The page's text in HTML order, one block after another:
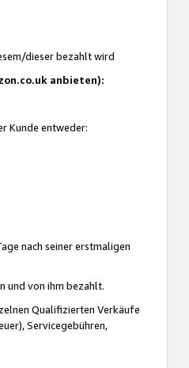
dieser bezahlt wird
anbieten):
Kunde entweder:
nach seiner erstmaligen
und von ihm bezahlt.
Qualifizierten Verkäufe
Servicegebühren,